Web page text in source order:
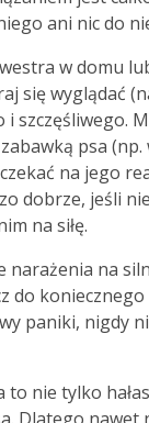
ani nic do
w domu
się wyglądać
szczęśliwego.
psa
na jego
dobrze, jeśli
na siłę.
narażenia na
do koniecznego
paniki, nigdy
nie tylko